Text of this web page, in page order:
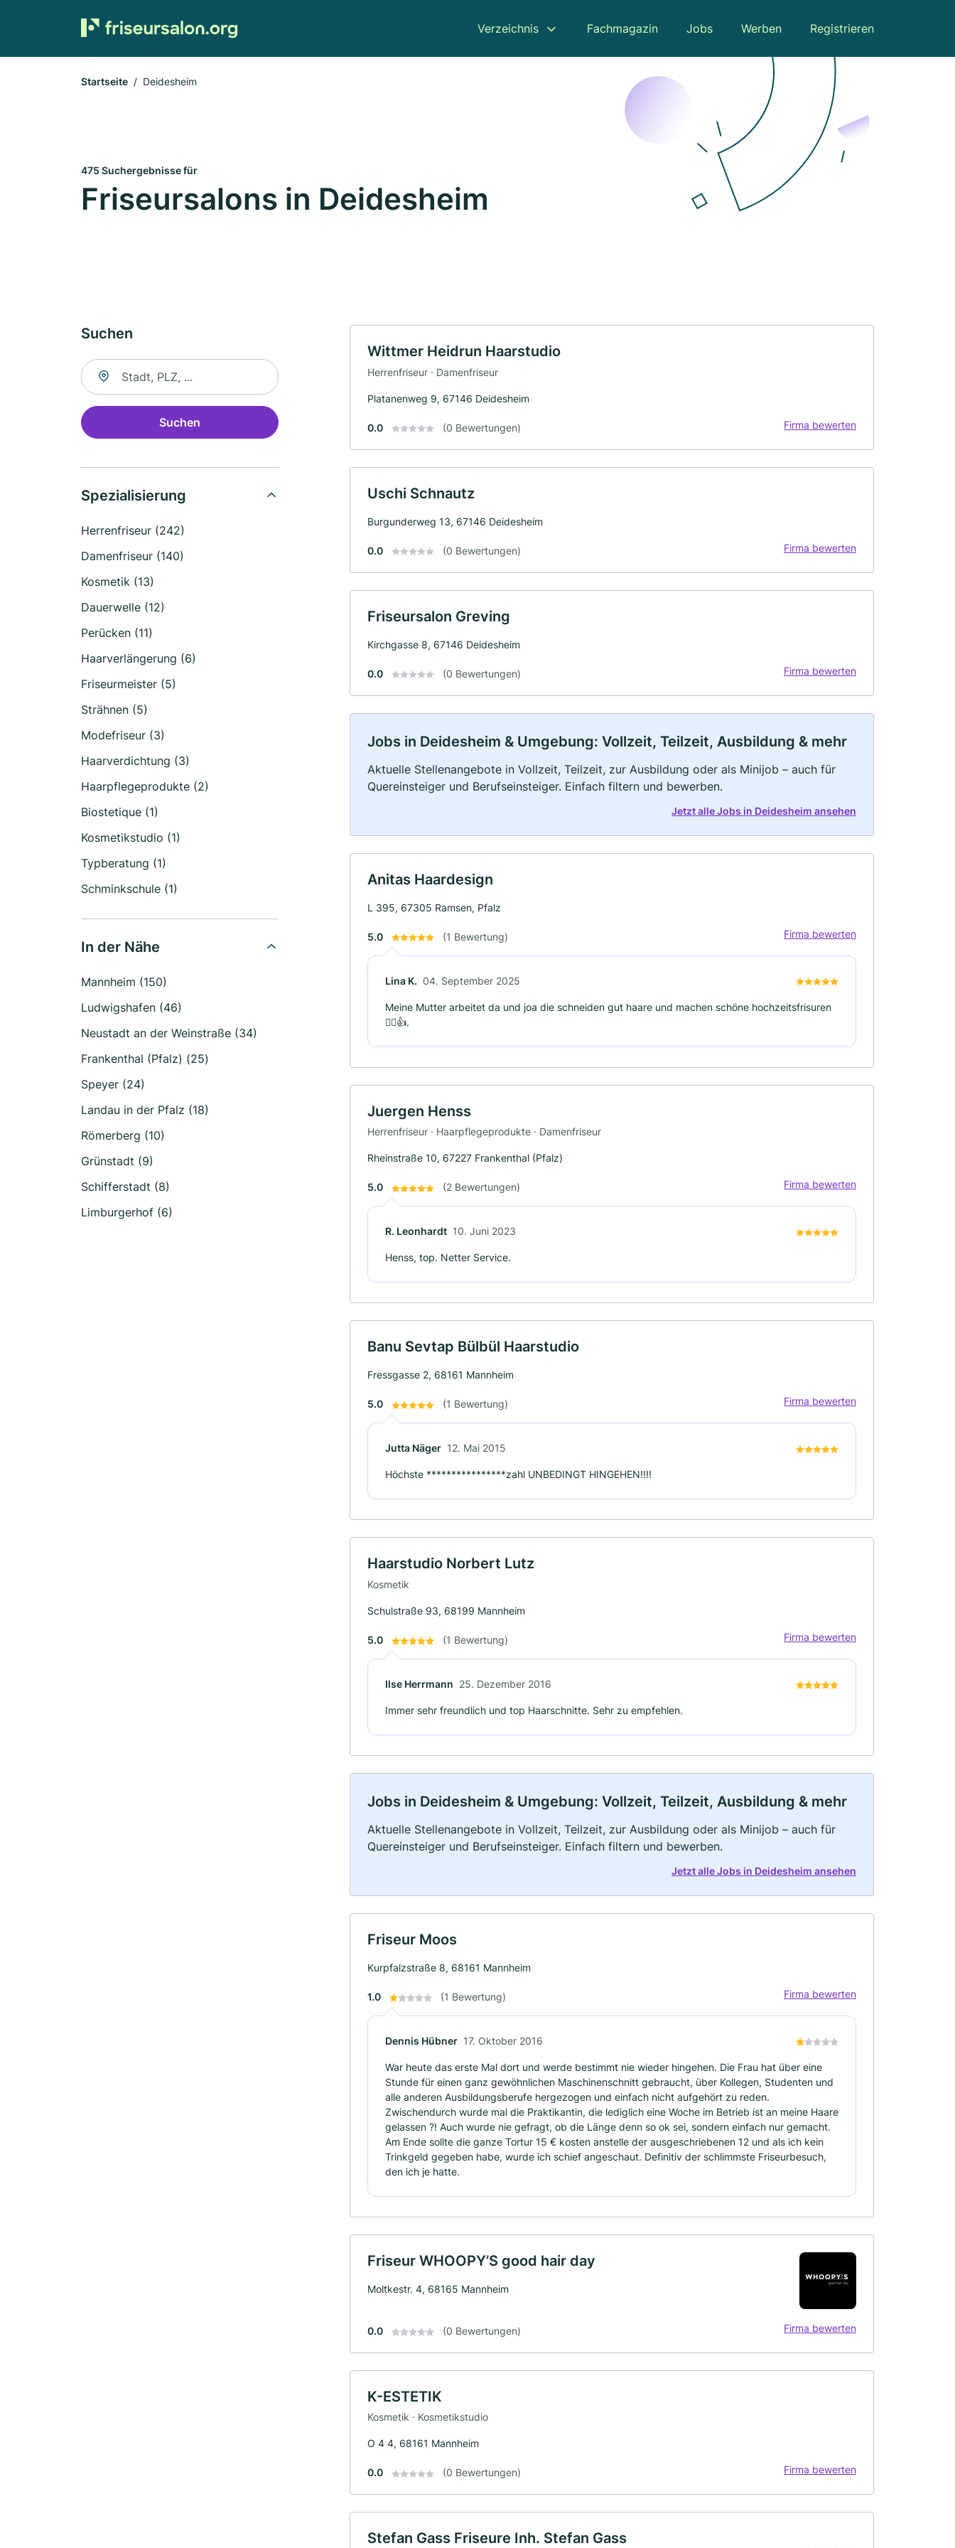
Verzeichnis Fachmagazin Jobs Werben Registrieren
Startseite Deidesheim
475 Suchergebnisse für
Friseursalons in Deidesheim
Suchen
Suche nach Ort
Suchen
Spezialisierung
Herrenfriseur (242)
Damenfriseur (140)
Kosmetik (13)
Dauerwelle (12)
Perücken (11)
Haarverlängerung (6)
Friseurmeister (5)
Strähnen (5)
Modefriseur (3)
Haarverdichtung (3)
Haarpflegeprodukte (2)
Biostetique (1)
Kosmetikstudio (1)
Typberatung (1)
Schminkschule (1)
In der Nähe
Mannheim (150)
Ludwigshafen (46)
Neustadt an der Weinstraße (34)
Frankenthal (Pfalz) (25)
Speyer (24)
Landau in der Pfalz (18)
Römerberg (10)
Grünstadt (9)
Schifferstadt (8)
Limburgerhof (6)
Wittmer Heidrun Haarstudio
Herrenfriseur · Damenfriseur
Platanenweg 9, 67146 Deidesheim
0.0 (0 Bewertungen) Firma bewerten
Uschi Schnautz
Burgunderweg 13, 67146 Deidesheim
0.0 (0 Bewertungen) Firma bewerten
Friseursalon Greving
Kirchgasse 8, 67146 Deidesheim
0.0 (0 Bewertungen) Firma bewerten
Jobs in Deidesheim & Umgebung: Vollzeit, Teilzeit, Ausbildung & mehr
Aktuelle Stellenangebote in Vollzeit, Teilzeit, zur Ausbildung oder als Minijob – auch für
Quereinsteiger und Berufseinsteiger. Einfach filtern und bewerben.
Jetzt alle Jobs in Deidesheim ansehen
Anitas Haardesign
L 395, 67305 Ramsen, Pfalz
5.0 (1 Bewertung) Firma bewerten
Lina K. 04. September 2025
Meine Mutter arbeitet da und joa die schneiden gut haare und machen schöne hochzeitsfrisuren
🙂‍↕️👍.
Juergen Henss
Herrenfriseur · Haarpflegeprodukte · Damenfriseur
Rheinstraße 10, 67227 Frankenthal (Pfalz)
5.0 (2 Bewertungen) Firma bewerten
R. Leonhardt 10. Juni 2023
Henss, top. Netter Service.
Banu Sevtap Bülbül Haarstudio
Fressgasse 2, 68161 Mannheim
5.0 (1 Bewertung) Firma bewerten
Jutta Näger 12. Mai 2015
Höchste ****************zahl UNBEDINGT HINGEHEN!!!!
Haarstudio Norbert Lutz
Kosmetik
Schulstraße 93, 68199 Mannheim
5.0 (1 Bewertung) Firma bewerten
Ilse Herrmann 25. Dezember 2016
Immer sehr freundlich und top Haarschnitte. Sehr zu empfehlen.
Jobs in Deidesheim & Umgebung: Vollzeit, Teilzeit, Ausbildung & mehr
Aktuelle Stellenangebote in Vollzeit, Teilzeit, zur Ausbildung oder als Minijob – auch für
Quereinsteiger und Berufseinsteiger. Einfach filtern und bewerben.
Jetzt alle Jobs in Deidesheim ansehen
Friseur Moos
Kurpfalzstraße 8, 68161 Mannheim
1.0 (1 Bewertung) Firma bewerten
Dennis Hübner 17. Oktober 2016
War heute das erste Mal dort und werde bestimmt nie wieder hingehen. Die Frau hat über eine
Stunde für einen ganz gewöhnlichen Maschinenschnitt gebraucht, über Kollegen, Studenten und
alle anderen Ausbildungsberufe hergezogen und einfach nicht aufgehört zu reden.
Zwischendurch wurde mal die Praktikantin, die lediglich eine Woche im Betrieb ist an meine Haare
gelassen ?! Auch wurde nie gefragt, ob die Länge denn so ok sei, sondern einfach nur gemacht.
Am Ende sollte die ganze Tortur 15 € kosten anstelle der ausgeschriebenen 12 und als ich kein
Trinkgeld gegeben habe, wurde ich schief angeschaut. Definitiv der schlimmste Friseurbesuch,
den ich je hatte.
Friseur WHOOPY’S good hair day
Moltkestr. 4, 68165 Mannheim
0.0 (0 Bewertungen) Firma bewerten
K-ESTETIK
Kosmetik · Kosmetikstudio
O 4 4, 68161 Mannheim
0.0 (0 Bewertungen) Firma bewerten
Stefan Gass Friseure Inh. Stefan Gass